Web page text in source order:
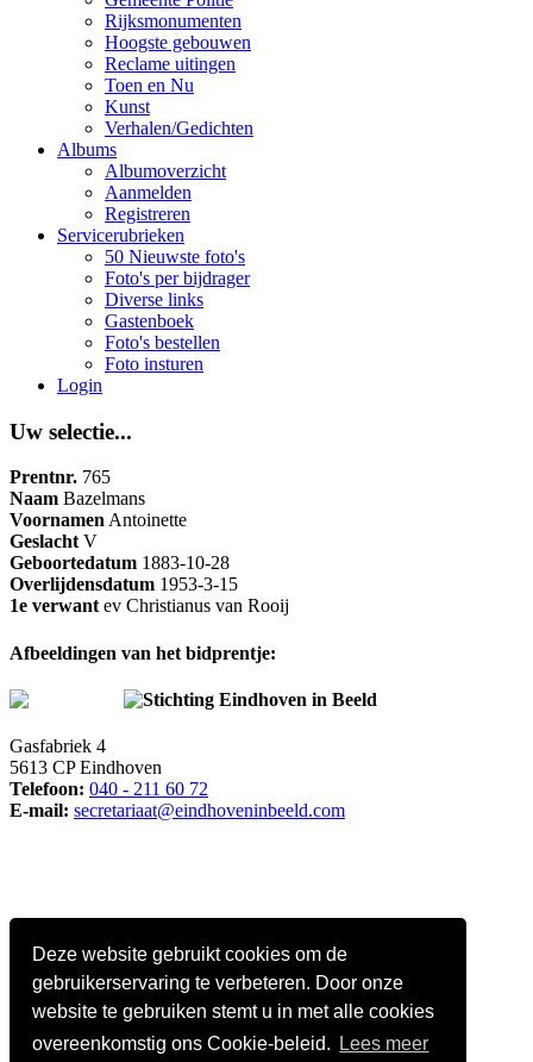
Deze website gebruikt cookies om de
gebruikerservaring te verbeteren. Door onze
website te gebruiken stemt u in met alle cookies
overeenkomstig ons Cookie-beleid.
Lees meer
Rijksmonumenten
Hoogste gebouwen
Reclame uitingen
Toen en Nu
Kunst
Verhalen/Gedichten
Albums
Albumoverzicht
Aanmelden
Registreren
Servicerubrieken
50 Nieuwste foto's
Foto's per bijdrager
Diverse links
Gastenboek
Foto's bestellen
Foto insturen
Login
Uw selectie...
Prentnr. 765
Naam Bazelmans
VoornamenAntoinette
GeslachtV
Geboortedatum 1883-10-28
Overlijdensdatum 1953-3-15
1e verwantev Christianus van Rooij
Afbeeldingen van het bidprentje:
Stichting Eindhoven in Beeld
Gasfabriek 4
5613 CP Eindhoven
Telefoon: 040 - 211 60 72
E-mail: secretariaat@eindhoveninbeeld.com